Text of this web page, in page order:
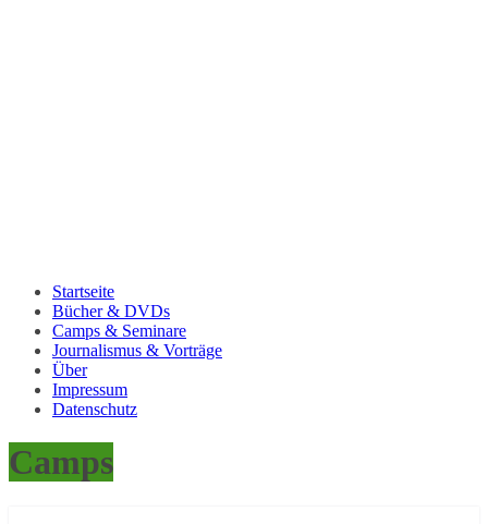
Startseite
Bücher & DVDs
Camps & Seminare
Journalismus & Vorträge
Über
Impressum
Datenschutz
Camps